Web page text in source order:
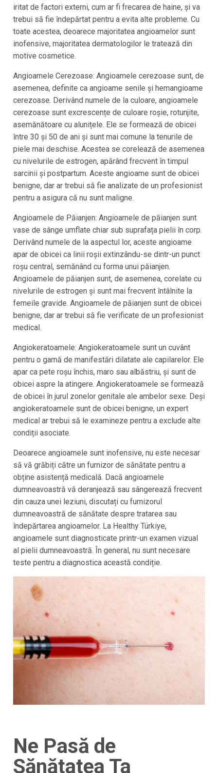
iritat de factori externi, cum ar fi frecarea de haine, și va
trebui să fie îndepărtat pentru a evita alte probleme. Cu
toate acestea, deoarece majoritatea angioamelor sunt
inofensive, majoritatea dermatologilor le tratează din
motive cosmetice.
Angioamele Cerezoase: Angioamele cerezoase sunt, de
asemenea, definite ca angioame senile și hemangioame
cerezoase. Derivând numele de la culoare, angioamele
cerezoase sunt excrescențe de culoare roșie, rotunjite,
asemănătoare cu alunițele. Ele se formează de obicei
între 30 și 50 de ani și sunt mai comune la tenurile de
piele mai deschise. Acestea se corelează de asemenea
cu nivelurile de estrogen, apărând frecvent în timpul
sarcinii și postpartum. Aceste angioame sunt de obicei
benigne, dar ar trebui să fie analizate de un profesionist
pentru a asigura că nu sunt maligne.
Angioamele de Păianjen: Angioamele de păianjen sunt
vase de sânge umflate chiar sub suprafața pielii în corp.
Derivând numele de la aspectul lor, aceste angioame
apar de obicei ca linii roșii extinzându-se dintr-un punct
roșu central, semănând cu forma unui păianjen.
Angioamele de păianjen sunt, de asemenea, corelate cu
nivelurile de estrogen și sunt mai frecvent întâlnite la
femeile gravide. Angioamele de păianjen sunt de obicei
benigne, dar ar trebui să fie verificate de un profesionist
medical.
Angiokeratoamele: Angiokeratoamele sunt un cuvânt
pentru o gamă de manifestări dilatate ale capilarelor. Ele
apar ca pete roșu închis, maro sau albăstriu, și sunt de
obicei aspre la atingere. Angiokeratoamele se formează
de obicei în jurul zonelor genitale ale ambelor sexe. Deși
angiokeratoamele sunt de obicei benigne, un expert
medical ar trebui să le examineze pentru a exclude alte
condiții asociate.
Deoarece angioamele sunt inofensive, nu este necesar
să vă grăbiți către un furnizor de sănătate pentru a
obține asistență medicală. Dacă angioamele
dumneavoastră vă deranjează sau sângerează frecvent
din cauza unei leziuni, discutați cu furnizorul
dumneavoastră de sănătate despre tratarea sau
îndepărtarea angioamelor. La Healthy Türkiye,
angioamele sunt diagnosticate printr-un examen vizual
al pielii dumneavoastră. În general, nu sunt necesare
teste pentru a diagnostica această condiție.
Ne Pasă de
Sănătatea Ta